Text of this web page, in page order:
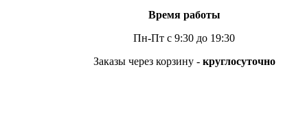
Время работы
Пн-Пт с 9:30 до 19:30
Заказы через корзину - круглосуточно